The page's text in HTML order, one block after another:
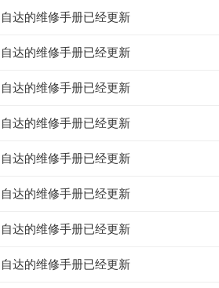
达的维修手册已经更新
达的维修手册已经更新
达的维修手册已经更新
达的维修手册已经更新
达的维修手册已经更新
达的维修手册已经更新
达的维修手册已经更新
达的维修手册已经更新